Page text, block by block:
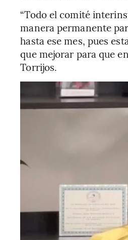
“Todo el comité
manera permanente
hasta ese mes, pues
que mejorar para que
Torrijos.